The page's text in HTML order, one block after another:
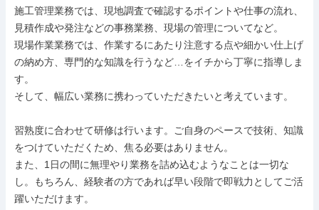
施工管理業務では、現地調査で確認するポイントや仕事の流れ、
見積作成や発注などの事務業務、現場の管理についてなど。
現場作業業務では、作業するにあたり注意する点や細かい仕上げ
の納め方、専門的な知識を行うなど…をイチから丁寧に指導しま
す。
そして、幅広い業務に携わっていただきたいと考えています。
習熟度に合わせて研修は行います。ご自身のペースで技術、知識
をつけていただくため、焦る必要はありません。
また、1日の間に無理やり業務を詰め込むようなことは一切な
し。もちろん、経験者の方であれば早い段階で即戦力としてご活
躍いただけます。